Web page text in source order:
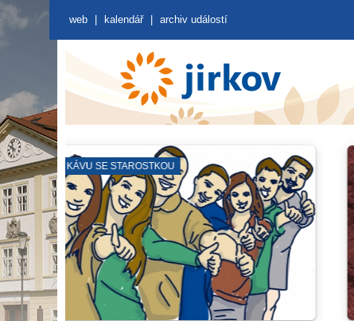
web kalendář archiv událostí
KNIHOVNA